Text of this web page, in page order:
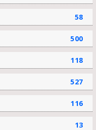
58
500
118
527
116
13